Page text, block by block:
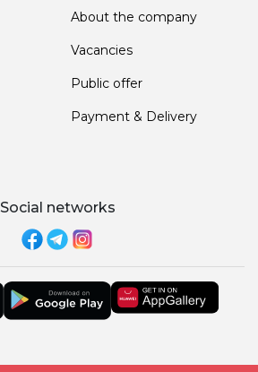
About the company
Vacancies
Public offer
Payment & Delivery
Social networks